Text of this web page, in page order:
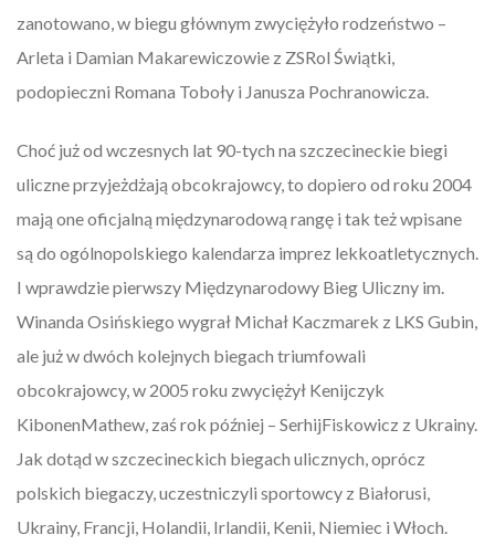
zanotowano, w biegu głównym zwyciężyło rodzeństwo –
Arleta i Damian Makarewiczowie z ZSRol Świątki,
podopieczni Romana Toboły i Janusza Pochranowicza.
Choć już od wczesnych lat 90-tych na szczecineckie biegi
uliczne przyjeżdżają obcokrajowcy, to dopiero od roku 2004
mają one oficjalną międzynarodową rangę i tak też wpisane
są do ogólnopolskiego kalendarza imprez lekkoatletycznych.
I wprawdzie pierwszy Międzynarodowy Bieg Uliczny im.
Winanda Osińskiego wygrał Michał Kaczmarek z LKS Gubin,
ale już w dwóch kolejnych biegach triumfowali
obcokrajowcy, w 2005 roku zwyciężył Kenijczyk
KibonenMathew, zaś rok później – SerhijFiskowicz z Ukrainy.
Jak dotąd w szczecineckich biegach ulicznych, oprócz
polskich biegaczy, uczestniczyli sportowcy z Białorusi,
Ukrainy, Francji, Holandii, Irlandii, Kenii, Niemiec i Włoch.